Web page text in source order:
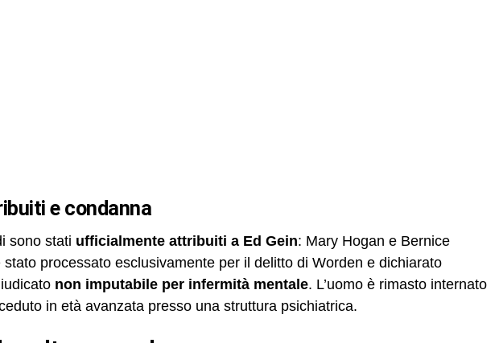
e condanna
sono stati ufficialmente attribuiti a Ed Gein: Mary Hogan e Bernice
processato esclusivamente per il delitto di Worden e dichiarato
non imputabile per infermità mentale. L’uomo è rimasto internato
in età avanzata presso una struttura psichiatrica.